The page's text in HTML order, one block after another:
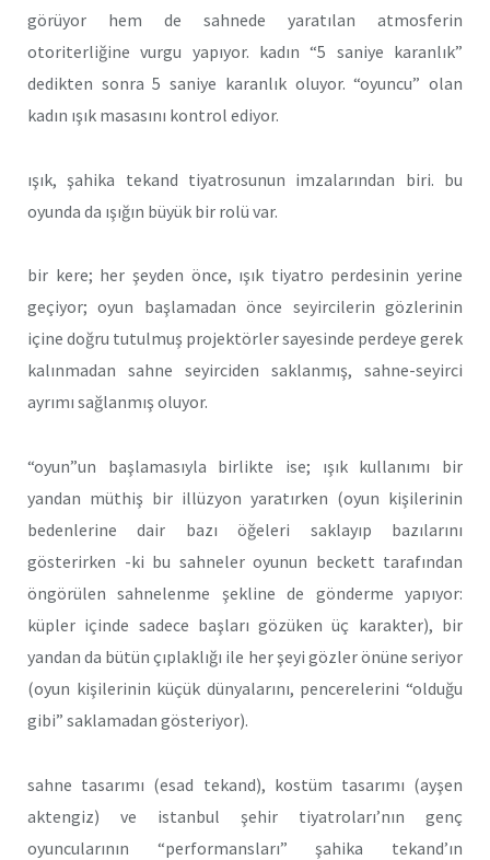
görüyor hem de sahnede yaratılan atmosferin
otoriterliğine vurgu yapıyor. kadın “5 saniye karanlık”
dedikten sonra 5 saniye karanlık oluyor. “oyuncu” olan
kadın ışık masasını kontrol ediyor.
ışık, şahika tekand tiyatrosunun imzalarından biri. bu
oyunda da ışığın büyük bir rolü var.
bir kere; her şeyden önce, ışık tiyatro perdesinin yerine
geçiyor; oyun başlamadan önce seyircilerin gözlerinin
içine doğru tutulmuş projektörler sayesinde perdeye gerek
kalınmadan sahne seyirciden saklanmış, sahne-seyirci
ayrımı sağlanmış oluyor.
“oyun”un başlamasıyla birlikte ise; ışık kullanımı bir
yandan müthiş bir illüzyon yaratırken (oyun kişilerinin
bedenlerine dair bazı öğeleri saklayıp bazılarını
gösterirken -ki bu sahneler oyunun beckett tarafından
öngörülen sahnelenme şekline de gönderme yapıyor:
küpler içinde sadece başları gözüken üç karakter), bir
yandan da bütün çıplaklığı ile her şeyi gözler önüne seriyor
(oyun kişilerinin küçük dünyalarını, pencerelerini “olduğu
gibi” saklamadan gösteriyor).
sahne tasarımı (esad tekand), kostüm tasarımı (ayşen
aktengiz) ve istanbul şehir tiyatroları’nın genç
oyuncularının “performansları” şahika tekand’ın